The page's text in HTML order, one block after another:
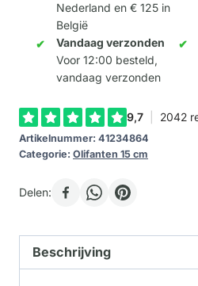
Nederland en € 125 in
België
Vandaag verzonden
Voor 12:00 besteld,
vandaag verzonden
Artikelnummer: 41234864
Categorie: Olifanten 15 cm
Delen:
Beschrijving